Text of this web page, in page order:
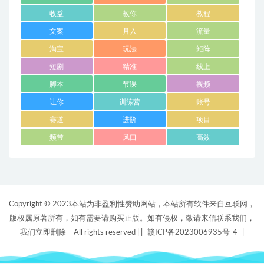
收益 教你 教程
文案 月入 流量
淘宝 玩法 矩阵
短剧 精准 线上
脚本 节课 视频
让你 训练营 账号
赛道 进阶 项目
频带 风口 高效
Copyright © 2023本站为非盈利性赞助网站，本站所有软件来自互联网，
版权属原著所有，如有需要请购买正版。如有侵权，敬请来信联系我们，
我们立即删除 --All rights reserved |
赣ICP备2023006935号-4